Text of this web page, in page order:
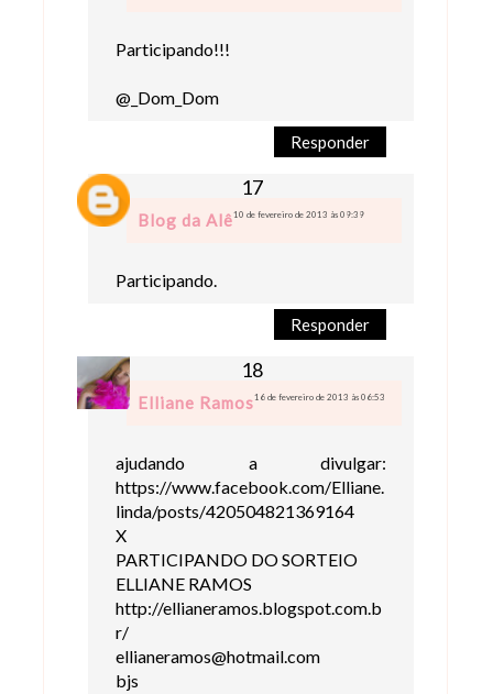
Participando!!!
@_Dom_Dom
Responder
Blog da Alê10 de fevereiro de 2013 às 09:39
Participando.
Responder
Elliane Ramos16 de fevereiro de 2013 às 06:53
ajudando a divulgar:
https://www.facebook.com/Elliane.
linda/posts/420504821369164
X
PARTICIPANDO DO SORTEIO
ELLIANE RAMOS
http://ellianeramos.blogspot.com.b
r/
ellianeramos@hotmail.com
bjs